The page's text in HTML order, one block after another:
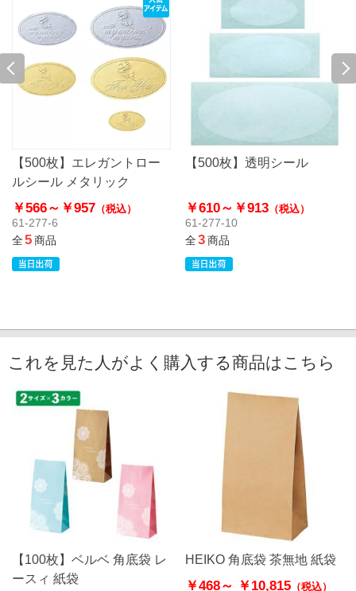
【500枚】エレガントロー
ルシール メタリック
￥566～ ￥957 （税込）
61-277-6
全5商品
【500枚】透明シール
￥610～ ￥913 （税込）
61-277-10
全3商品
これを見た人がよく購入する商品はこちら
【100枚】ベルベ 角底袋 レ
ースィ 紙袋
HEIKO 角底袋 茶無地 紙袋
￥468～ ￥10,815（税込）